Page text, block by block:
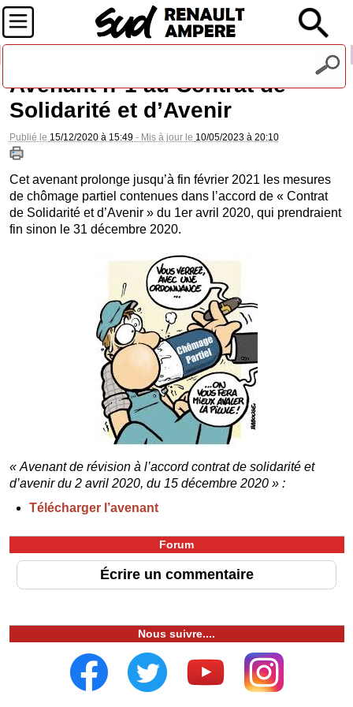
Avenant n°1 au Contrat de
Solidarité et d’Avenir
Publié le 15/12/2020 à 15:49- Mis à jour le 10/05/2023 à 20:10
Cet avenant prolonge jusqu’à fin février 2021 les mesures
de chômage partiel contenues dans l’accord de « Contrat
de Solidarité et d’Avenir » du 1er avril 2020, qui prendraient
fin sinon le 31 décembre 2020.
« Avenant de révision à l’accord contrat de solidarité et
d’avenir du 2 avril 2020, du 15 décembre 2020 » :
Télécharger l’avenant
Forum
Écrire un commentaire
Nous suivre....